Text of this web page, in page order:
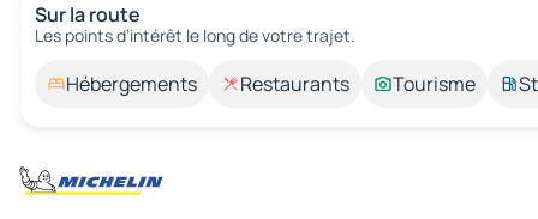
Sur la route
Les points d’intérêt le long de votre trajet.
Hébergements Restaurants Tourisme